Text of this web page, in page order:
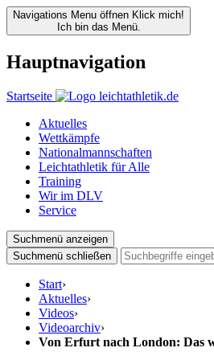
Navigations Menu öffnen Klick mich!
Ich bin das Menü.
Hauptnavigation
Startseite
Aktuelles
Wettkämpfe
Nationalmannschaften
Leichtathletik für Alle
Training
Wir im DLV
Service
Suchmenü anzeigen
Suchmenü schließen
Start›
Aktuelles›
Videos›
Videoarchiv›
Von Erfurt nach London: Das